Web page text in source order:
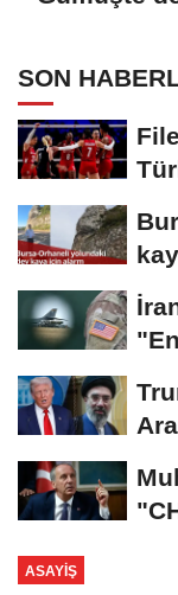
SON
ASAYIŞ